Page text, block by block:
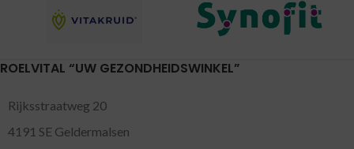
ROELVITAL “UW GEZONDHEIDSWINKEL”
Rijksstraatweg 20
4191 SE Geldermalsen